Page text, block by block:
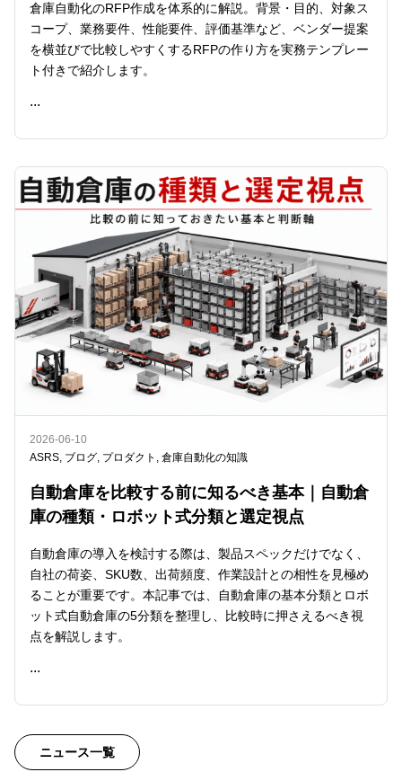
倉庫自動化のRFP作成を体系的に解説。背景・目的、対象ス
コープ、業務要件、性能要件、評価基準など、ベンダー提案
を横並びで比較しやすくするRFPの作り方を実務テンプレー
ト付きで紹介します。
...
READ ME
2026-06-10
ASRS, ブログ, プロダクト , 倉庫自動化の知識
自動倉庫を比較する前に知るべき基本｜自動倉
庫の種類・ロボット式分類と選定視点
自動倉庫の導入を検討する際は、製品スペックだけでなく、
自社の荷姿、SKU数、出荷頻度、作業設計との相性を見極め
ることが重要です。本記事では、自動倉庫の基本分類とロボ
ット式自動倉庫の5分類を整理し、比較時に押さえるべき視
点を解説します。
...
READ ME
ニュース一覧